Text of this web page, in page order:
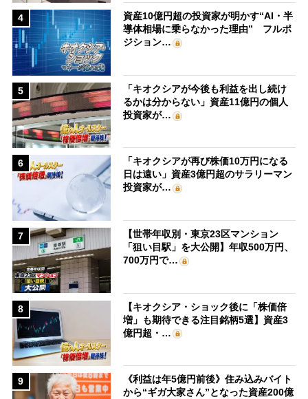
4
資産10億円超の投資家が明かす“AI・半
導体相場に乗らなかった理由” フルポ
ジション…
5
「キオクシアが今後も利益を出し続け
るかは分からない」資産11億円の個人
投資家が…
6
「キオクシアが再び株価10万円になる
日は遠い」資産3億円超のサラリーマン
投資家が…
7
【世帯年収別・東京23区マンション
「狙い目駅」を大公開】年収500万円、
700万円で…
8
【キオクシア・ショック後に「株価倍
増」も期待できる注目銘柄5選】資産3
億円超・…
9
《利益は年5億円前後》住み込みバイト
から“ギガ大家さん”となった資産200億